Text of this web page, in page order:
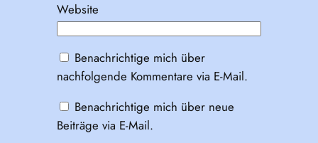
Website
Benachrichtige mich über
nachfolgende Kommentare via E-Mail.
Benachrichtige mich über neue
Beiträge via E-Mail.